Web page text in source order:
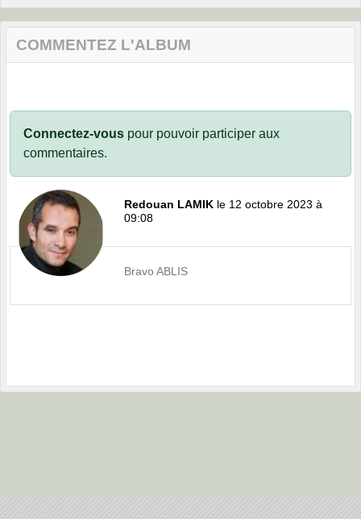
COMMENTEZ L'ALBUM
Connectez-vous pour pouvoir participer aux
commentaires.
Redouan LAMIK le 12 octobre 2023 à
09:08
Bravo ABLIS